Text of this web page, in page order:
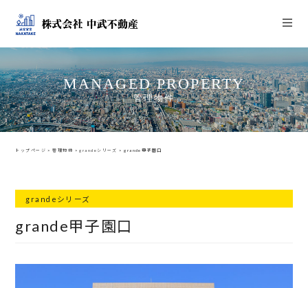
MANAGED PROPERTY
管理物件
トップページ >管理物件 >grandeシリーズ >grande甲子園口
grandeシリーズ
grande甲子園口